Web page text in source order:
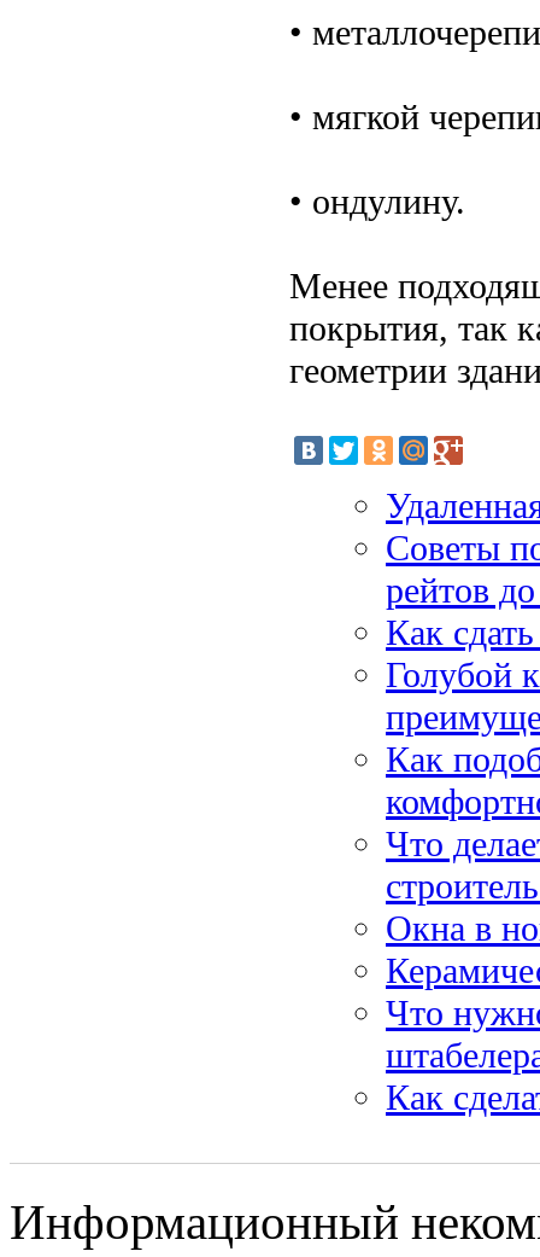
•
• мягкой
• ондулину.
Менее
покрытия, так
геометрии
Советы
рейтов
Как
Голубой
Как
Что
Окна в
Что
Как
Информационный